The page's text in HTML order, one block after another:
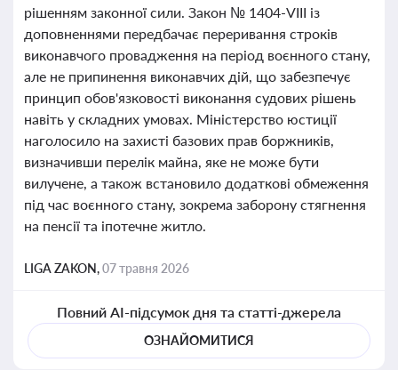
рішенням законної сили. Закон № 1404-VIII із
доповненнями передбачає переривання строків
виконавчого провадження на період воєнного стану,
але не припинення виконавчих дій, що забезпечує
принцип обов'язковості виконання судових рішень
навіть у складних умовах. Міністерство юстиції
наголосило на захисті базових прав боржників,
визначивши перелік майна, яке не може бути
вилучене, а також встановило додаткові обмеження
під час воєнного стану, зокрема заборону стягнення
на пенсії та іпотечне житло.
LIGA ZAKON,07 травня 2026
Повний AI-підсумок дня та статті-джерела
ОЗНАЙОМИТИСЯ